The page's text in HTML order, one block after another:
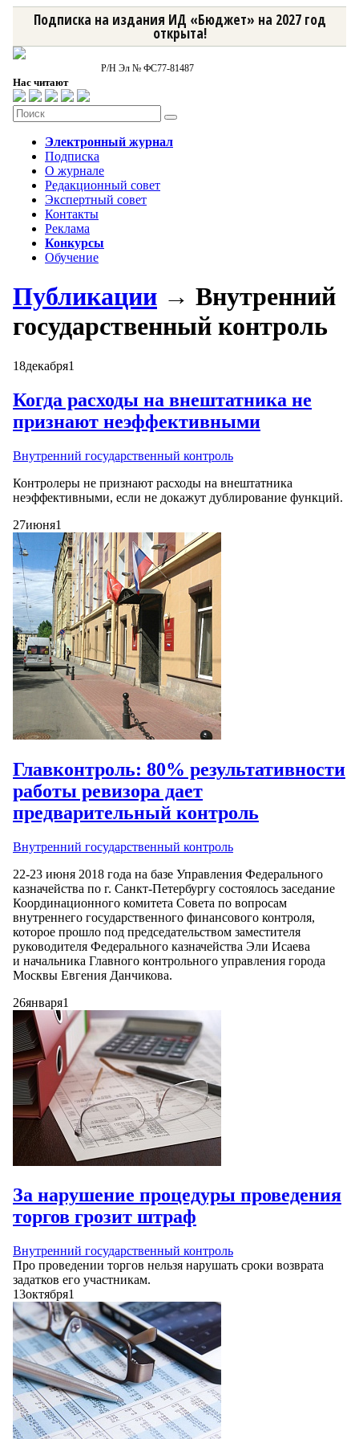
Подписка на издания ИД «Бюджет» на 2027 год
открыта!
Р/Н Эл № ФС77-81487
Нас читают
Электронный журнал
Подписка
О журнале
Редакционный совет
Экспертный совет
Контакты
Реклама
Конкурсы
Обучение
Публикации → Внутренний
государственный контроль
18декабря1
Когда расходы на внештатника не
признают неэффективными
Внутренний государственный контроль
Контролеры не признают расходы на внештатника
неэффективными, если не докажут дублирование функций.
27июня1
Главконтроль: 80% результативности
работы ревизора дает
предварительный контроль
Внутренний государственный контроль
22-23 июня 2018 года на базе Управления Федерального
казначейства по г. Санкт-Петербургу состоялось заседание
Координационного комитета Совета по вопросам
внутреннего государственного финансового контроля,
которое прошло под председательством заместителя
руководителя Федерального казначейства Эли Исаева
и начальника Главного контрольного управления города
Москвы Евгения Данчикова.
26января1
За нарушение процедуры проведения
торгов грозит штраф
Внутренний государственный контроль
Про проведении торгов нельзя нарушать сроки возврата
задатков его участникам.
13октября1